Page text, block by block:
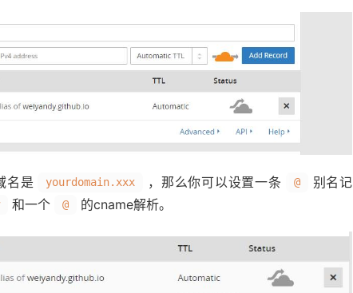
名是 yourdomain.xxx ，那么你可以设置一条 @
别名记
和一个 @ 的cname解析。